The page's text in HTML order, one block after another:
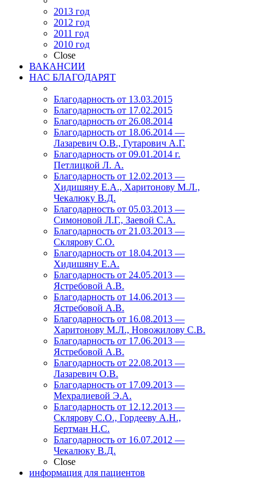
2013 год
2012 год
2011 год
2010 год
Close
ВАКАНСИИ
НАС БЛАГОДАРЯТ
Благодарность от 13.03.2015
Благодарность от 17.02.2015
Благодарность от 26.08.2014
Благодарность от 18.06.2014 —
Лазаревич О.В., Гутарович А.Г.
Благодарность от 09.01.2014 г.
Петлицкой Л. А.
Благодарность от 12.02.2013 —
Хидишяну Е.А., Харитонову М.Л.,
Чекалюку В.Д.
Благодарность от 05.03.2013 —
Симоновой Л.Г., Заевой С.А.
Благодарность от 21.03.2013 —
Склярову С.О.
Благодарность от 18.04.2013 —
Хидишяну Е.А.
Благодарность от 24.05.2013 —
Ястребовой А.В.
Благодарность от 14.06.2013 —
Ястребовой А.В.
Благодарность от 16.08.2013 —
Харитонову М.Л., Новожилову С.В.
Благодарность от 17.06.2013 —
Ястребовой А.В.
Благодарность от 22.08.2013 —
Лазаревич О.В.
Благодарность от 17.09.2013 —
Мехралиевой Э.А.
Благодарность от 12.12.2013 —
Склярову С.О., Гордееву А.Н.,
Бертман Н.С.
Благодарность от 16.07.2012 —
Чекалюку В.Д.
Close
информация для пациентов